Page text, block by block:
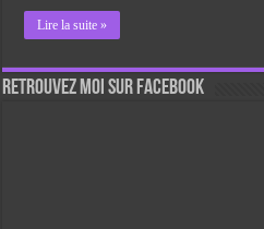
Lire la suite »
Retrouvez moi sur Facebook